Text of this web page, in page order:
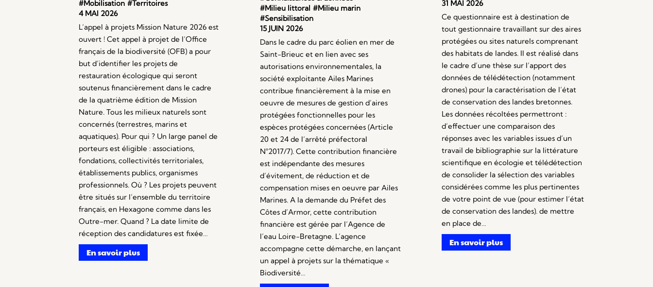
#Mobilisation #Territoires
4 MAI 2026
L’appel à projets Mission Nature 2026 est
ouvert ! Cet appel à projet de l’Office
français de la biodiversité (OFB) a pour
but d’identifier les projets de
restauration écologique qui seront
soutenus financièrement dans le cadre
de la quatrième édition de Mission
Nature. Tous les milieux naturels sont
concernés (terrestres, marins et
aquatiques). Pour qui ? Un large panel de
porteurs est éligible : associations,
fondations, collectivités territoriales,
établissements publics, organismes
professionnels. Où ? Les projets peuvent
être situés sur l’ensemble du territoire
français, en Hexagone comme dans les
Outre-mer. Quand ? La date limite de
réception des candidatures est fixée…
En savoir plus
#Milieu littoral #Milieu marin
#Sensibilisation
15 JUIN 2026
Dans le cadre du parc éolien en mer de
Saint-Brieuc et en lien avec ses
autorisations environnementales, la
société exploitante Ailes Marines
contribue financièrement à la mise en
oeuvre de mesures de gestion d’aires
protégées fonctionnelles pour les
espèces protégées concernées (Article
20 et 24 de l’arrêté préfectoral
N°2017/7). Cette contribution financière
est indépendante des mesures
d’évitement, de réduction et de
compensation mises en oeuvre par Ailes
Marines. A la demande du Préfet des
Côtes d’Armor, cette contribution
financière est gérée par l’Agence de
l’eau Loire-Bretagne. L’agence
accompagne cette démarche, en lançant
un appel à projets sur la thématique «
Biodiversité…
31 MAI 2026
Ce questionnaire est à destination de
tout gestionnaire travaillant sur des aires
protégées ou sites naturels comprenant
des habitats de landes. Il est réalisé dans
le cadre d’une thèse sur l’apport des
données de télédétection (notamment
drones) pour la caractérisation de l’état
de conservation des landes bretonnes.
Les données récoltées permettront :
d’effectuer une comparaison des
réponses avec les variables issues d’un
travail de bibliographie sur la littérature
scientifique en écologie et télédétection
de consolider la sélection des variables
considérées comme les plus pertinentes
de votre point de vue (pour estimer l’état
de conservation des landes). de mettre
en place de…
En savoir plus